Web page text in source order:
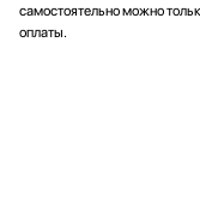
самостоятельно можно
оплаты.